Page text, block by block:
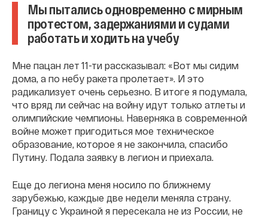
Мы пытались одновременно с мирным
протестом, задержаниями и судами
работать и ходить на учебу
Мне пацан лет 11-ти рассказывал: «Вот мы сидим
дома, а по небу ракета пролетает». И это
радикализует очень серьезно. В итоге я подумала,
что вряд ли сейчас на войну идут только атлеты и
олимпийские чемпионы. Наверняка в современной
войне может пригодиться мое техническое
образование, которое я не закончила, спасибо
Путину. Подала заявку в легион и приехала.
Еще до легиона меня носило по ближнему
зарубежью, каждые две недели меняла страну.
Границу с Украиной я пересекала не из России, не